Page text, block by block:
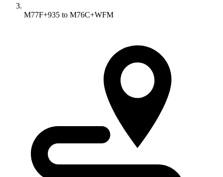
M77F+935 to M76C+WFM